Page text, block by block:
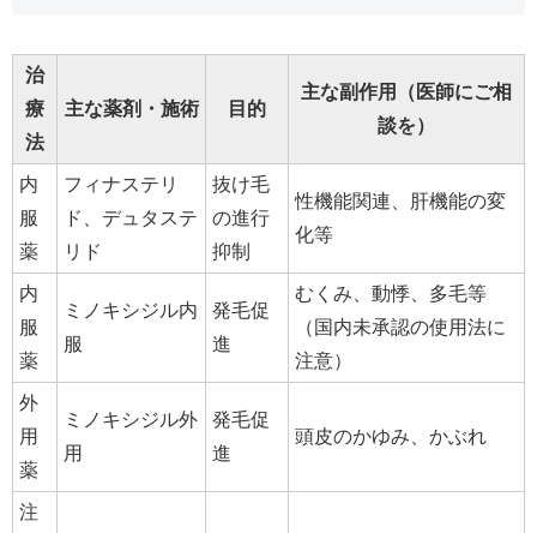
治
療
法
主な薬剤・施術 目的
主な副作用（医師にご相
談を）
内
服
薬
フィナステリ
ド、デュタステ
リド
抜け毛
の進行
抑制
性機能関連、肝機能の変
化等
内
服
薬
ミノキシジル内
服
発毛促
進
むくみ、動悸、多毛等
（国内未承認の使用法に
注意）
外
用
薬
ミノキシジル外
用
発毛促
進
頭皮のかゆみ、かぶれ
注